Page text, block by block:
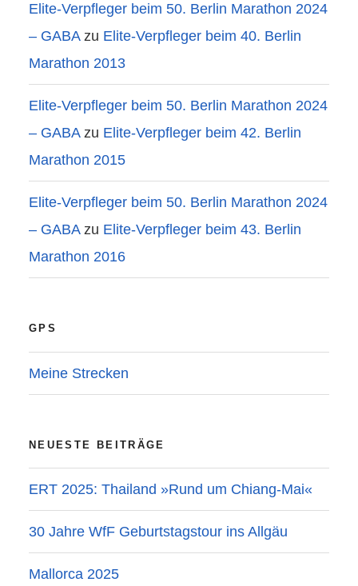
Elite-Verpfleger beim 50. Berlin Marathon 2024
– GABAzu Elite-Verpfleger beim 40. Berlin
Marathon 2013
Elite-Verpfleger beim 50. Berlin Marathon 2024
– GABAzu Elite-Verpfleger beim 42. Berlin
Marathon 2015
Elite-Verpfleger beim 50. Berlin Marathon 2024
– GABAzu Elite-Verpfleger beim 43. Berlin
Marathon 2016
GPS
Meine Strecken
NEUESTE BEITRÄGE
ERT 2025: Thailand »Rund um Chiang-Mai«
30 Jahre WfF Geburtstagstour ins Allgäu
Mallorca 2025